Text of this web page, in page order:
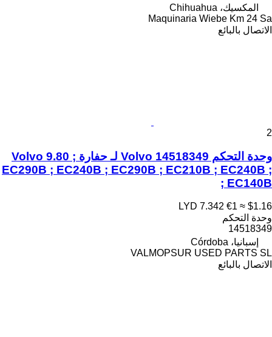
المكسيك، Chihuahua
Maquinaria Wiebe Km 24 Sa
الاتصال بالبائع
2
وحدة التحكم Volvo 14518349 لـ حفارة Volvo 9.80 ;
EC290B ; EC240B ; EC290B ; EC210B ; EC240B ;
EC140B ;
LYD 7.342 €1 ≈ $1.16
وحدة التحكم
14518349
إسبانيا، Córdoba
VALMOPSUR USED PARTS SL
الاتصال بالبائع